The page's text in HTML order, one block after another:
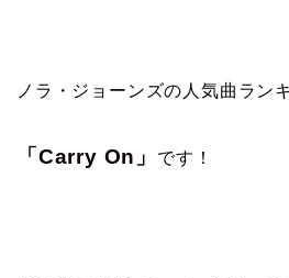
ノラ・ジョーンズの人気曲ラン
「Carry On」 です！